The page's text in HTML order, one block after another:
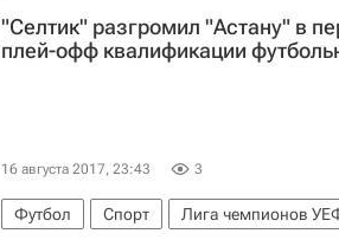
"Селтик" разгромил "Астану" в
плей-офф квалификации
16 августа 2017, 23:43 3
Футбол Спорт Лига чемпионов